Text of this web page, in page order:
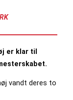
er klar til
vandt deres to